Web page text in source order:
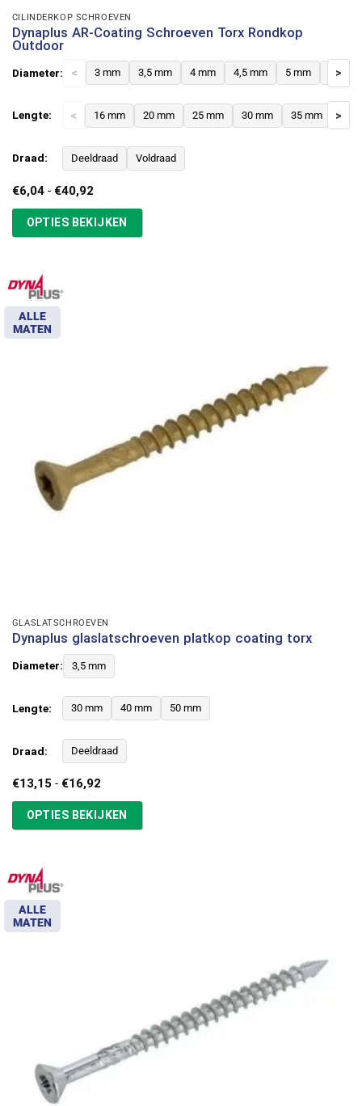
CILINDERKOP SCHROEVEN
Dynaplus AR-Coating Schroeven Torx Rondkop
Outdoor
Diameter: < 3 mm 3,5 mm 4 mm 4,5 mm 5 mm 6 mm
>
Lengte: < 16 mm 20 mm 25 mm 30 mm 35 mm 40
>
Draad: Deeldraad Voldraad
€6,04 - €40,92Prijsklasse:
€40,92
OPTIES BEKIJKEN
ALLE
MATEN
GLASLATSCHROEVEN
Dynaplus glaslatschroeven platkop coating torx
Diameter: 3,5 mm
Lengte: 30 mm 40 mm 50 mm
Draad: Deeldraad
€13,15 - €16,92Prijsklasse:
tot
€16,92
OPTIES BEKIJKEN
ALLE
MATEN